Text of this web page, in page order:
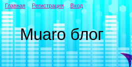
Muaro блог
Главная Регистрация Вход